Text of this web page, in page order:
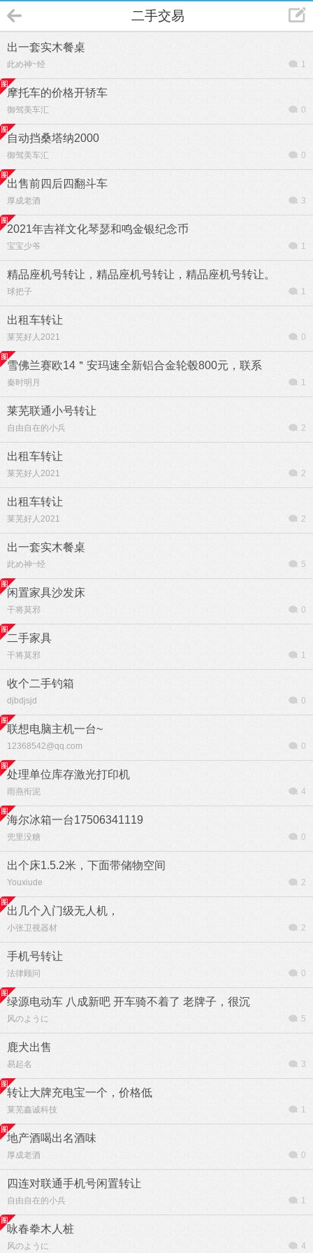
二手交易
出一套实木餐桌
此め神~经 1
摩托车的价格开轿车
御驾美车汇 0
自动挡桑塔纳2000
御驾美车汇 0
出售前四后四翻斗车
厚成老酒 3
2021年吉祥文化琴瑟和鸣金银纪念币
宝宝少爷 1
精品座机号转让，精品座机号转让，精品座机号转让。
球把子 1
出租车转让
莱芜好人2021 0
雪佛兰赛欧14＂安玛速全新铝合金轮毂800元，联系
秦时明月 1
莱芜联通小号转让
自由自在的小兵 2
出租车转让
莱芜好人2021 2
出租车转让
莱芜好人2021 2
出一套实木餐桌
此め神~经 5
闲置家具沙发床
干将莫邪 0
二手家具
干将莫邪 1
收个二手钓箱
djbdjsjd 0
联想电脑主机一台~
12368542@qq.com 0
处理单位库存激光打印机
雨燕衔泥 4
海尔冰箱一台17506341119
兜里没糖 0
出个床1.5.2米，下面带储物空间
Youxiude 2
出几个入门级无人机，
小张卫视器材 2
手机号转让
法律顾问 0
绿源电动车 八成新吧 开车骑不着了 老牌子，很沉
风のように 5
鹿犬出售
易起名 3
转让大牌充电宝一个，价格低
莱芜鑫诚科技 1
地产酒喝出名酒味
厚成老酒 0
四连对联通手机号闲置转让
自由自在的小兵 1
咏春拳木人桩
风のように 4